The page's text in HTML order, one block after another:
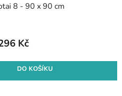
8 - 90 x 90 cm
Kč
DO KOŠÍKU